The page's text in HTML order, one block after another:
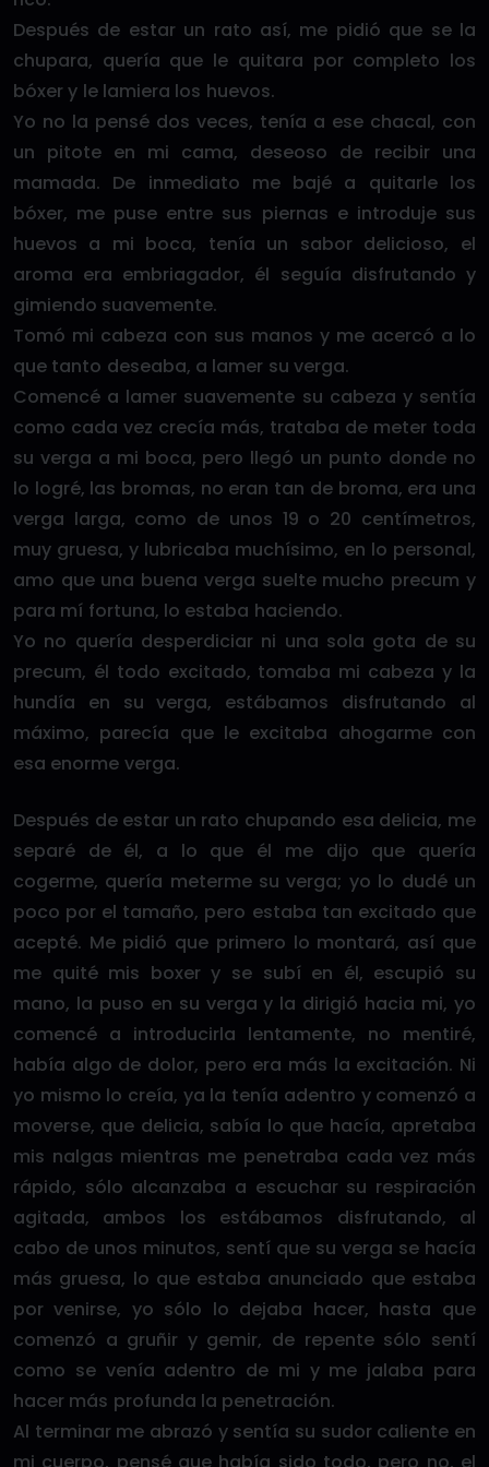
Después de estar un rato así, me pidió que se la
chupara, quería que le quitara por completo los
bóxer y le lamiera los huevos.
Yo no la pensé dos veces, tenía a ese chacal, con
un pitote en mi cama, deseoso de recibir una
mamada. De inmediato me bajé a quitarle los
bóxer, me puse entre sus piernas e introduje sus
huevos a mi boca, tenía un sabor delicioso, el
aroma era embriagador, él seguía disfrutando y
gimiendo suavemente.
Tomó mi cabeza con sus manos y me acercó a lo
que tanto deseaba, a lamer su verga.
Comencé a lamer suavemente su cabeza y sentía
como cada vez crecía más, trataba de meter toda
su verga a mi boca, pero llegó un punto donde no
lo logré, las bromas, no eran tan de broma, era una
verga larga, como de unos 19 o 20 centímetros,
muy gruesa, y lubricaba muchísimo, en lo personal,
amo que una buena verga suelte mucho precum y
para mí fortuna, lo estaba haciendo.
Yo no quería desperdiciar ni una sola gota de su
precum, él todo excitado, tomaba mi cabeza y la
hundía en su verga, estábamos disfrutando al
máximo, parecía que le excitaba ahogarme con
esa enorme verga.
Después de estar un rato chupando esa delicia, me
separé de él, a lo que él me dijo que quería
cogerme, quería meterme su verga; yo lo dudé un
poco por el tamaño, pero estaba tan excitado que
acepté. Me pidió que primero lo montará, así que
me quité mis boxer y se subí en él, escupió su
mano, la puso en su verga y la dirigió hacia mi, yo
comencé a introducirla lentamente, no mentiré,
había algo de dolor, pero era más la excitación. Ni
yo mismo lo creía, ya la tenía adentro y comenzó a
moverse, que delicia, sabía lo que hacía, apretaba
mis nalgas mientras me penetraba cada vez más
rápido, sólo alcanzaba a escuchar su respiración
agitada, ambos los estábamos disfrutando, al
cabo de unos minutos, sentí que su verga se hacía
más gruesa, lo que estaba anunciado que estaba
por venirse, yo sólo lo dejaba hacer, hasta que
comenzó a gruñir y gemir, de repente sólo sentí
como se venía adentro de mi y me jalaba para
hacer más profunda la penetración.
Al terminar me abrazó y sentía su sudor caliente en